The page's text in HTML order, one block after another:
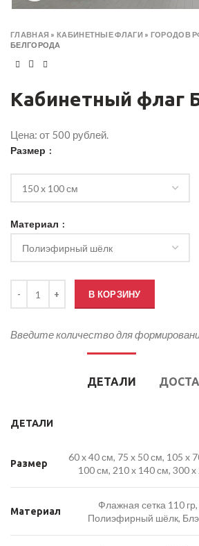
ГЛАВНАЯ »КАБИНЕТНЫЕ ФЛАГИ » ГОРОДОВ
БЕЛГОРОДА
Кабинетный флаг
Цена: от 500 рублей.
Размер
Материал
В КОРЗИНУ
Введите количество для
ДЕТАЛИ
ДЕТАЛИ
Размер
60 x 40 см, 75 x 50 см, 105 x
100 см, 210 x 140 см, 300
Материал
Флажная сетка 110
Полиэфирный шёлк,